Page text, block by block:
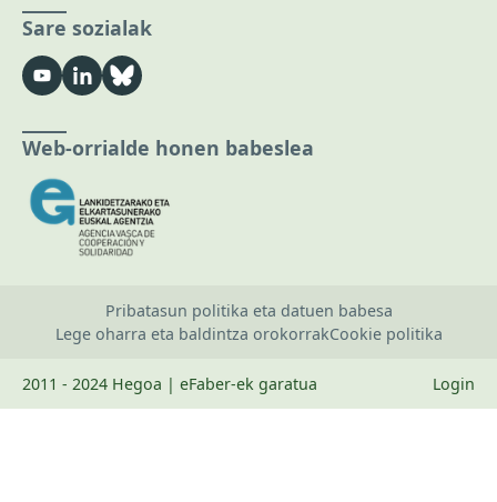
Sare sozialak
Web-orrialde honen babeslea
Pribatasun politika eta datuen babesa
Lege oharra eta baldintza orokorrakCookie politika
2011 - 2024 Hegoa | eFaber-ek garatua Login